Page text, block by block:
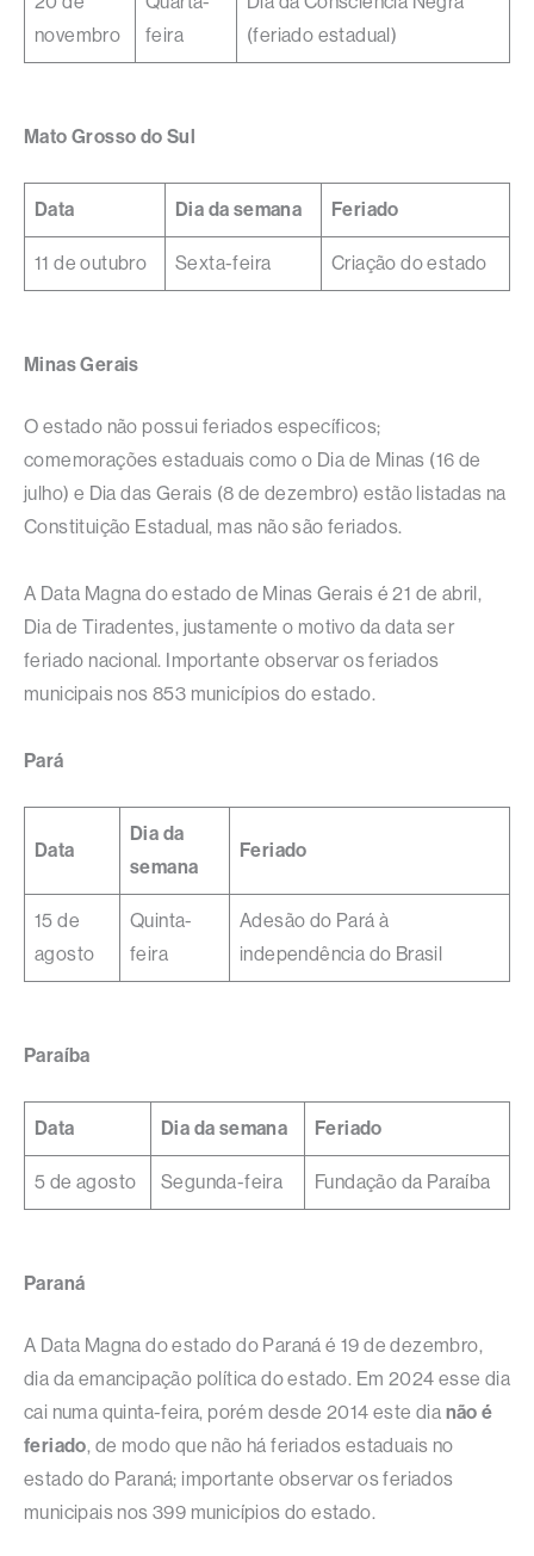
novembro
feira
(feriado estadual)
Mato Grosso do Sul
Data Dia da semana Feriado
11 de outubro Sexta-feira Criação do estado
Minas Gerais
O estado não possui feriados específicos;
comemorações estaduais como o Dia de Minas (16 de
julho) e Dia das Gerais (8 de dezembro) estão listadas na
Constituição Estadual, mas não são feriados.
A Data Magna do estado de Minas Gerais é 21 de abril,
Dia de Tiradentes, justamente o motivo da data ser
feriado nacional. Importante observar os feriados
municipais nos 853 municípios do estado.
Pará
Data
Dia da
semana
Feriado
15 de
agosto
Quinta-
feira
Adesão do Pará à
independência do Brasil
Paraíba
Data Dia da semana Feriado
5 de agosto Segunda-feira Fundação da Paraíba
Paraná
A Data Magna do estado do Paraná é 19 de dezembro,
dia da emancipação política do estado. Em 2024 esse dia
cai numa quinta-feira, porém desde 2014 este dia não é
feriado, de modo que não há feriados estaduais no
estado do Paraná; importante observar os feriados
municipais nos 399 municípios do estado.